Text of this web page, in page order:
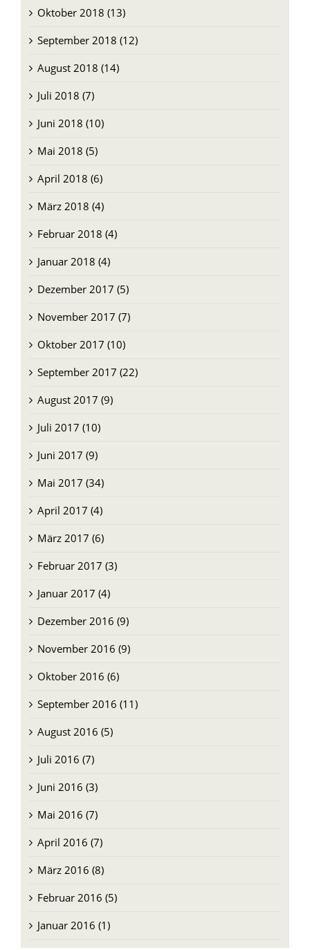
Oktober 2018 (13)
September 2018 (12)
August 2018 (14)
Juli 2018 (7)
Juni 2018 (10)
Mai 2018 (5)
April 2018 (6)
März 2018 (4)
Februar 2018 (4)
Januar 2018 (4)
Dezember 2017 (5)
November 2017 (7)
Oktober 2017 (10)
September 2017 (22)
August 2017 (9)
Juli 2017 (10)
Juni 2017 (9)
Mai 2017 (34)
April 2017 (4)
März 2017 (6)
Februar 2017 (3)
Januar 2017 (4)
Dezember 2016 (9)
November 2016 (9)
Oktober 2016 (6)
September 2016 (11)
August 2016 (5)
Juli 2016 (7)
Juni 2016 (3)
Mai 2016 (7)
April 2016 (7)
März 2016 (8)
Februar 2016 (5)
Januar 2016 (1)